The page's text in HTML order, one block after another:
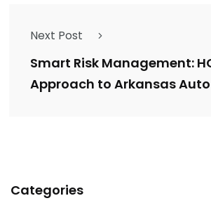
Next Post
Smart Risk Management:
Approach to Arkansas
Categories